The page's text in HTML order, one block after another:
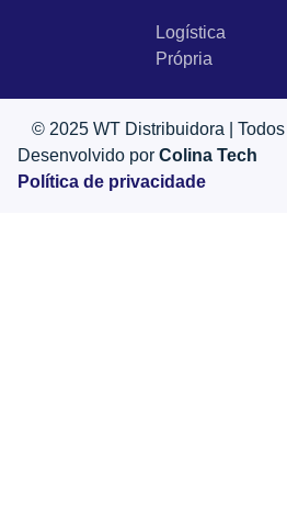
Logística
Própria
© 2025 WT Distribuidora |
Desenvolvido por Colina Tech
Política de privacidade